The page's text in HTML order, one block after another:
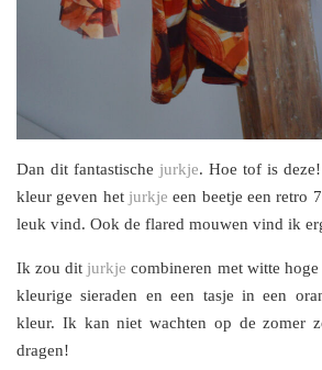
Dan dit fantastische jurkje. Hoe tof is
kleur geven het jurkje een beetje een retro
leuk vind. Ook de flared mouwen vind ik
Ik zou dit jurkje combineren met witte
kleurige sieraden en een tasje in een
kleur. Ik kan niet wachten op de zomer
dragen!